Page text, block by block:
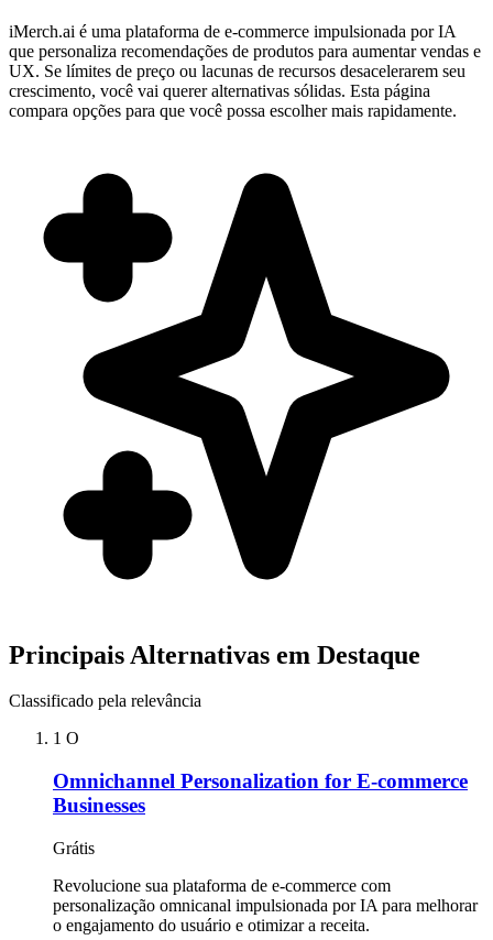
iMerch.ai é uma plataforma de e-commerce impulsionada por IA
que personaliza recomendações de produtos para aumentar vendas e
UX. Se límites de preço ou lacunas de recursos desacelerarem seu
crescimento, você vai querer alternativas sólidas. Esta página
compara opções para que você possa escolher mais rapidamente.
Principais Alternativas em Destaque
Classificado pela relevância
1 O
Omnichannel Personalization for E-commerce
Businesses
Grátis
Revolucione sua plataforma de e-commerce com
personalização omnicanal impulsionada por IA para melhorar
o engajamento do usuário e otimizar a receita.